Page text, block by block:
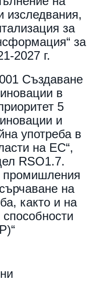
изследвания,
за
за
2027 г.
Създаване
в
5
и
употреба в
на ЕС“,
RSO1.7.
промишления
на
както и на